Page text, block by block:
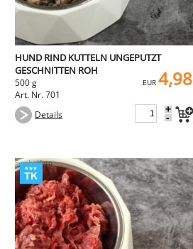
HUND RIND KUTTELN UNGEPUTZT
GESCHNITTEN ROH
500 g
Art. Nr. 701
EUR 4,98
Details +
-